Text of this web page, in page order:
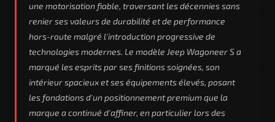
une motorisation fiable, traversant les décennies sans
renier ses valeurs de durabilité et de performance
hors-route malgré l'introduction progressive de
technologies modernes. Le modèle Jeep Wagoneer S a
marqué les esprits par ses finitions soignées, son
intérieur spacieux et ses équipements élevés, posant
les fondations d'un positionnement premium que la
marque a continué d'affiner, en particulier lors des